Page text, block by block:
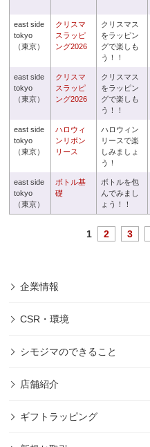
east side
tokyo
（東京）
クリスマ
スラッピ
ング2026
クリスマス
をラッピン
グで楽しも
う！！
east side
tokyo
（東京）
クリスマ
スラッピ
ング2026
クリスマス
をラッピン
グで楽しも
う！！
east side
tokyo
（東京）
ハロウィ
ンリボン
リース
ハロウィン
リースで楽
しみましょ
う！
east side
tokyo
（東京）
ボトル基
礎
ボトルを包
んでみまし
ょう！！
1 2 3
企業情報
CSR・環境
シモジマのできること
店舗紹介
ギフトラッピング